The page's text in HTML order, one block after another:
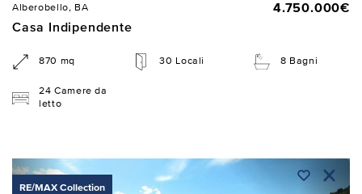
Alberobello, BA
4.750.000€
Casa Indipendente
870 mq 30 Locali 8 Bagni
24 Camere da
letto
RE/MAX Collection